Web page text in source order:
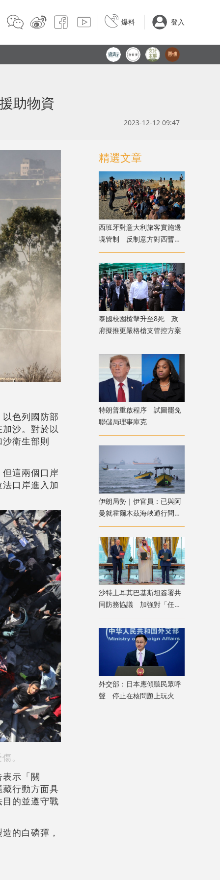
爆料 登入
助物資
2023-12-12 09:47
色列國防部
沙。對於以
衛生部則
這兩個口岸
口岸進入加
。
示「關
行動方面具
的並遵守戰
的白磷彈，
精選文章
西班牙對意大利旅客實施邊
境管制 反制意方對西暫停
申根
泰國校園槍擊升至8死 政
府擬推更嚴格槍支管控方案
特朗普重啟程序 試圖罷免
聯儲局理事庫克
伊朗局勢｜伊官員：已與阿
曼就霍爾木茲海峽通行問題
明確總體框架
沙特土耳其巴基斯坦簽署共
同防務協議 加強對「任何
侵略行為」共同威懾
外交部：日本應傾聽民眾呼
聲 停止在核問題上玩火